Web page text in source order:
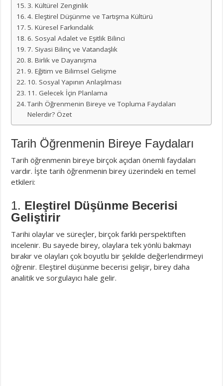
3. Kültürel Zenginlik
4. Eleştirel Düşünme ve Tartışma Kültürü
5. Küresel Farkındalık
6. Sosyal Adalet ve Eşitlik Bilinci
7. Siyasi Bilinç ve Vatandaşlık
8. Birlik ve Dayanışma
9. Eğitim ve Bilimsel Gelişme
10. Sosyal Yapının Anlaşılması
11. Gelecek İçin Planlama
Tarih Öğrenmenin Bireye ve Topluma Faydaları
Nelerdir? Özet
Tarih Öğrenmenin Bireye Faydaları
Tarih öğrenmenin bireye birçok açıdan önemli faydaları
vardır. İşte tarih öğrenmenin birey üzerindeki en temel
etkileri:
1. Eleştirel Düşünme Becerisi
Geliştirir
Tarihi olaylar ve süreçler, birçok farklı perspektiften
incelenir. Bu sayede birey, olaylara tek yönlü bakmayı
bırakır ve olayları çok boyutlu bir şekilde değerlendirmeyi
öğrenir. Eleştirel düşünme becerisi gelişir, birey daha
analitik ve sorgulayıcı hale gelir.